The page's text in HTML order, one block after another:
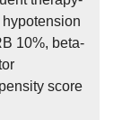
hypotension
10%, beta-
score